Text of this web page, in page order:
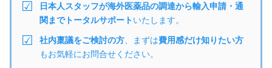
日本人スタッフが海外医薬品の調達から輸入申請・通
関までトータルサポートいたします。
社内稟議をご検討の方 、まずは費用感だけ知りたい方
もお気軽にお問合せください。